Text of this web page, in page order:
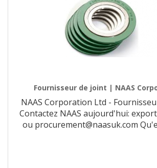
Fournisseur de joint | NAAS
NAAS Corporation Ltd -
Contactez NAAS aujourd'hui:
ou procurement@naasuk.com